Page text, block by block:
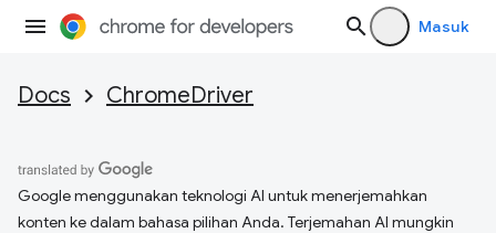
Masuk
Docs ChromeDriver
Google menggunakan teknologi AI untuk menerjemahkan
konten ke dalam bahasa pilihan Anda. Terjemahan AI mungkin